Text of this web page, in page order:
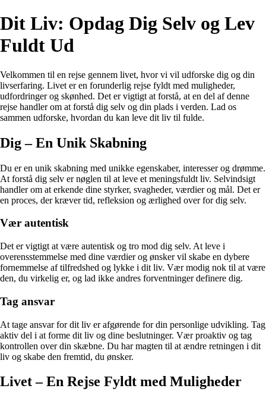
Dit Liv: Opdag Dig Selv og Lev
Fuldt Ud
Velkommen til en rejse gennem livet, hvor vi vil udforske dig og din
livserfaring. Livet er en forunderlig rejse fyldt med muligheder,
udfordringer og skønhed. Det er vigtigt at forstå, at en del af denne
rejse handler om at forstå dig selv og din plads i verden. Lad os
sammen udforske, hvordan du kan leve dit liv til fulde.
Dig – En Unik Skabning
Du er en unik skabning med unikke egenskaber, interesser og drømme.
At forstå dig selv er nøglen til at leve et meningsfuldt liv. Selvindsigt
handler om at erkende dine styrker, svagheder, værdier og mål. Det er
en proces, der kræver tid, refleksion og ærlighed over for dig selv.
Vær autentisk
Det er vigtigt at være autentisk og tro mod dig selv. At leve i
overensstemmelse med dine værdier og ønsker vil skabe en dybere
fornemmelse af tilfredshed og lykke i dit liv. Vær modig nok til at være
den, du virkelig er, og lad ikke andres forventninger definere dig.
Tag ansvar
At tage ansvar for dit liv er afgørende for din personlige udvikling. Tag
aktiv del i at forme dit liv og dine beslutninger. Vær proaktiv og tag
kontrollen over din skæbne. Du har magten til at ændre retningen i dit
liv og skabe den fremtid, du ønsker.
Livet – En Rejse Fyldt med Muligheder